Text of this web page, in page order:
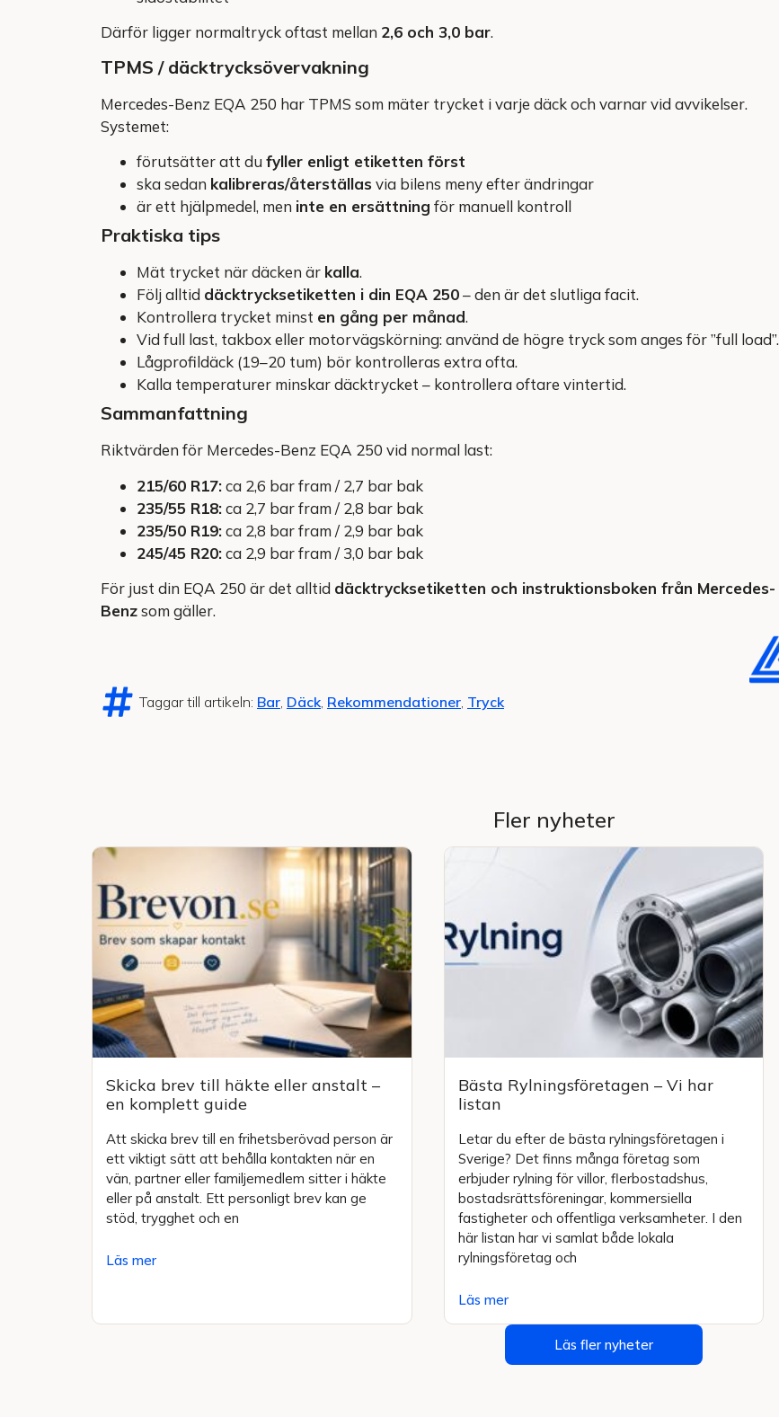
Därför ligger normaltryck oftast mellan 2,6 och 3,0 bar.
TPMS / däcktrycksövervakning
Mercedes-Benz EQA 250 har TPMS som mäter trycket i varje däck och varnar vid avvikelser.
Systemet:
förutsätter att du fyller enligt etiketten först
ska sedan kalibreras/återställas via bilens meny efter ändringar
är ett hjälpmedel, men inte en ersättning för manuell kontroll
Praktiska tips
Mät trycket när däcken är kalla.
Följ alltid däcktrycksetiketten i din EQA 250– den är det slutliga facit.
Kontrollera trycket minst en gång per månad.
Vid full last, takbox eller motorvägskörning: använd de högre tryck som anges för ”full load”.
Lågprofildäck (19–20 tum) bör kontrolleras extra ofta.
Kalla temperaturer minskar däcktrycket – kontrollera oftare vintertid.
Sammanfattning
Riktvärden för Mercedes-Benz EQA 250 vid normal last:
215/60 R17:ca 2,6 bar fram / 2,7 bar bak
235/55 R18:ca 2,7 bar fram / 2,8 bar bak
235/50 R19:ca 2,8 bar fram / 2,9 bar bak
245/45 R20:ca 2,9 bar fram / 3,0 bar bak
För just din EQA 250 är det alltid däcktrycksetiketten och instruktionsboken från Mercedes-
Benzsom gäller.
Taggar till artikeln: Bar, Däck, Rekommendationer, Tryck
Fler nyheter
Skicka brev till häkte eller anstalt –
en komplett guide
Att skicka brev till en frihetsberövad person är
ett viktigt sätt att behålla kontakten när en
vän, partner eller familjemedlem sitter i häkte
eller på anstalt. Ett personligt brev kan ge
stöd, trygghet och en
Läs mer
Bästa Rylningsföretagen – Vi har
listan
Letar du efter de bästa rylningsföretagen i
Sverige? Det finns många företag som
erbjuder rylning för villor, flerbostadshus,
bostadsrättsföreningar, kommersiella
fastigheter och offentliga verksamheter. I den
här listan har vi samlat både lokala
rylningsföretag och
Läs mer
Läs fler nyheter